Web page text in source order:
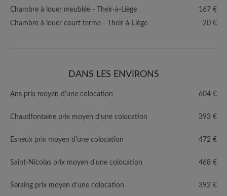
Chambre à louer meublée - Their-à-Liège
167 €
Chambre à louer court terme - Their-à-Liège
20 €
DANS LES ENVIRONS
Ans prix moyen d'une colocation 604 €
Chaudfontaine prix moyen d'une colocation 393 €
Esneux prix moyen d'une colocation 472 €
Saint-Nicolas prix moyen d'une colocation 468 €
Seraing prix moyen d'une colocation 392 €